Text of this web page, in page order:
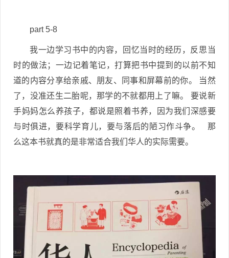
part 5-8
我一边学习书中的内容，回忆当时的经历，反思当
时的做法；一边记着笔记，打算把书中提到的以前不知
道的内容分享给亲戚、朋友、同事和屏幕前的你。 当然
了，没准还生二胎呢，那学的不就都用上了嘛。 要说新
手妈妈怎么养孩子，都说是照着书养，因为我们深感要
与时俱进，要科学育儿，要与落后的陋习作斗争。 那
么这本书就真的是非常适合我们华人的实际需要。